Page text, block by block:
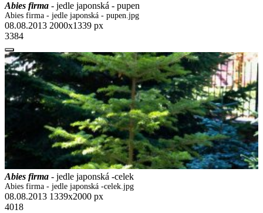
Abies firma - jedle japonská - pupen
Abies firma - jedle japonská - pupen.jpg
08.08.2013 2000x1339 px
3384
Abies firma - jedle japonská -celek
Abies firma - jedle japonská -celek.jpg
08.08.2013 1339x2000 px
4018